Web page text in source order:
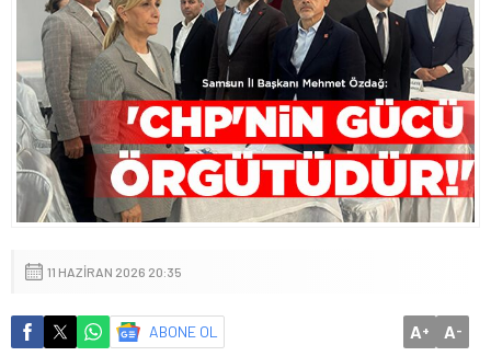
11 HAZIRAN 2026 20:35
ABONE OL A+ A-